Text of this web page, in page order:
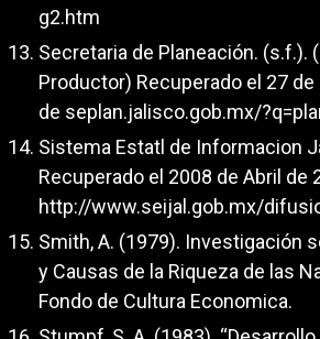
g2.htm
Secretaria de Planeación. (s.f.).
Productor) Recuperado el 27
de seplan.jalisco.gob.mx/
Sistema Estatl de Informacion
Recuperado el 2008 de Abril de
http://www.seijal.gob.mx/
Smith, A. (1979). Investigación
y Causas de la Riqueza de las
Fondo de Cultura Economica.